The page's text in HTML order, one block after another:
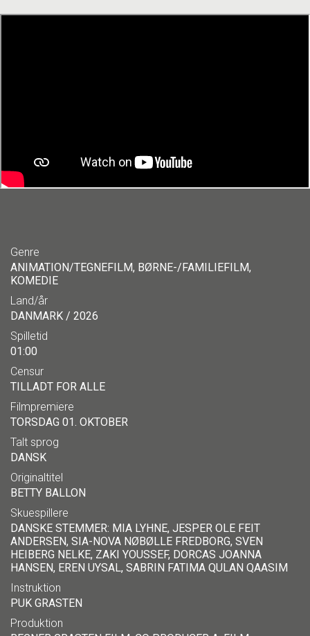
Genre
ANIMATION/TEGNEFILM, BØRNE-/FAMILIEFILM,
KOMEDIE
Land/år
DANMARK / 2026
Spilletid
01:00
Censur
TILLADT FOR ALLE
Filmpremiere
TORSDAG 01. OKTOBER
Talt sprog
DANSK
Originaltitel
BETTY BALLON
Skuespillere
DANSKE STEMMER: MIA LYHNE, JESPER OLE FEIT
ANDERSEN, SIA-NOVA NØBØLLE FREDBORG, SVEN
HEIBERG NELKE, ZAKI YOUSSEF, DORCAS JOANNA
HANSEN, EREN UYSAL, SABRIN FATIMA QULAN QAASIM
Instruktion
PUK GRASTEN
Produktion